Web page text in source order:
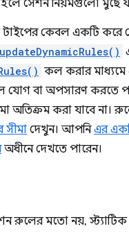
সেশন নিয়মগুলো মুছে
টাইপের কেবল একটি করে
updateDynamicRules()
কল করার
যোগ বা অপসারণ করতে
অতিক্রম করা যাবে না।
দেখুন। আপনিএর
অধীনে দেখতে পারেন।
রুলের মতো নয়,